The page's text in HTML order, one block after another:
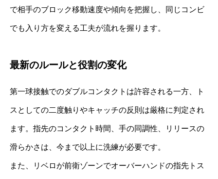
で相手のブロック移動速度や傾向を把握し、同じコンビ
でも入り方を変える工夫が流れを握ります。
最新のルールと役割の変化
第一球接触でのダブルコンタクトは許容される一方、ト
スとしての二度触りやキャッチの反則は厳格に判定され
ます。指先のコンタクト時間、手の同調性、リリースの
滑らかさは、今まで以上に洗練が必要です。
また、リベロが前衛ゾーンでオーバーハンドの指先トス